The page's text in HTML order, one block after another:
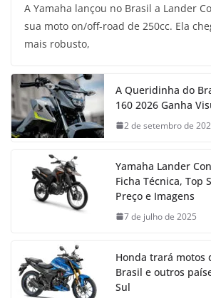
A Yamaha lançou no Brasil a Lander
sua moto on/off-road de 250cc. Ela
mais robusto,
A Queridinha do
160 2026 Ganha
2 de setembro de
Yamaha Lander
Ficha Técnica, Top
Preço e Imagens
7 de julho de 2025
Honda trará motos
Brasil e outros
Sul